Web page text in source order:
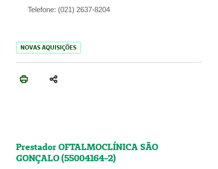
Telefone: (021) 2637-8204
NOVAS AQUISIÇÕES
Prestador OFTALMOCLÍNICA SÃO
GONÇALO (55004164-2)